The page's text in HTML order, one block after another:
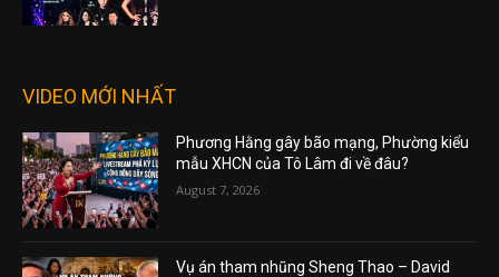
VIDEO MỚI NHẤT
Phương Hằng gây bão mạng, Phường kiểu
mẫu XHCN của Tô Lâm đi về đâu?
August 7, 2026
Vụ án tham nhũng Sheng Thao – David